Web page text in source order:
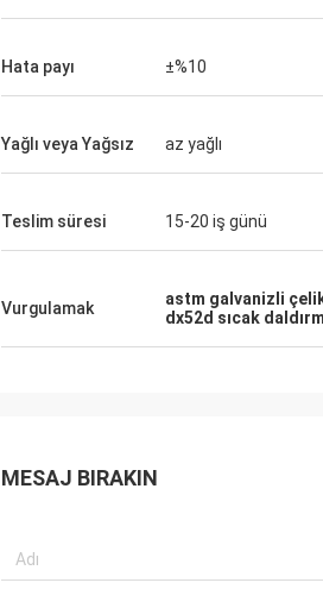
Hata payı ±%10
Yağlı veya Yağsız az yağlı
Teslim süresi 15-20 iş günü
Vurgulamak astm galvanizli
dx52d sıcak
MESAJ BIRAKIN